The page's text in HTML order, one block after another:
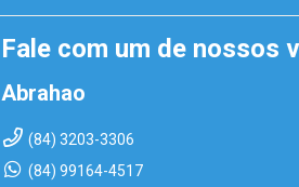
Fale com um de nossos
Abrahao
(84) 3203-3306
(84) 99164-4517